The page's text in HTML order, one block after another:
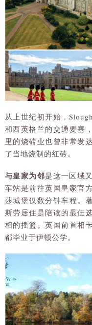
从上世纪初开始，
和西英格兰的交通要塞
里的烧砖业也曾非常发
了当地烧制的红砖。
与皇家为邻是这一区域
车站是前往英国皇家官
莎城堡仅数分钟车程。
斯劳居住是陪读的最佳
相的摇篮。英国前首相
都毕业于伊顿公学。